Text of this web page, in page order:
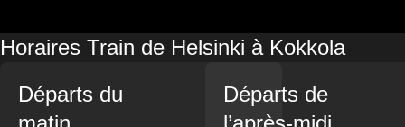
Horaires Train de Helsinki à Kokkola
Départs du
Départs de